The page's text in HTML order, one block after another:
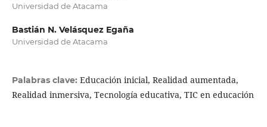
Universidad de Atacama
Bastián N. Velásquez Egaña
Universidad de Atacama
Palabras clave: Educación inicial, Realidad aumentada,
Realidad inmersiva, Tecnología educativa, TIC en educación